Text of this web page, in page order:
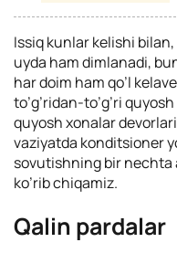
Issiq kunlar kelishi
uyda ham dimlanadi,
har doim ham qo’l
to’g’ridan-to’g’ri
quyosh xonalar
vaziyatda konditsioner
sovutishning bir
ko’rib chiqamiz.
Qalin pardalar